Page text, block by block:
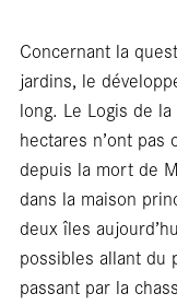
Concernant la
jardins, le
long. Le Logis de
hectares n’ont
depuis la mort de
dans la maison
deux îles
possibles allant du
passant par la